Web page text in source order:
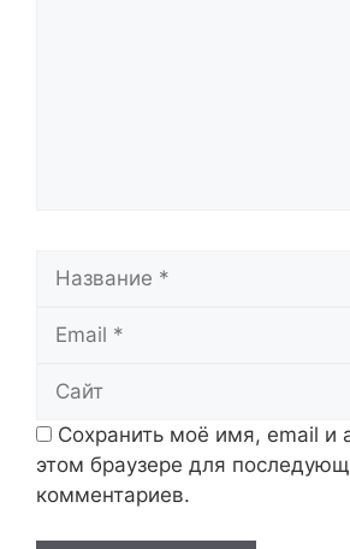
Сохранить моё имя, email и
этом браузере для
комментариев.